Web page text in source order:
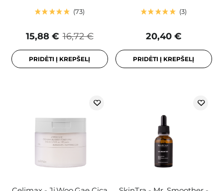
73
16,72 €
15,88 €
PRIDĖTI Į KREPŠELĮ
3
20,40 €
PRIDĖTI Į KREPŠELĮ